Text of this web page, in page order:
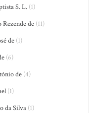
S. L.(1)
Rezende de (11)
de (1)
(6)
de (4)
(1)
da Silva(1)